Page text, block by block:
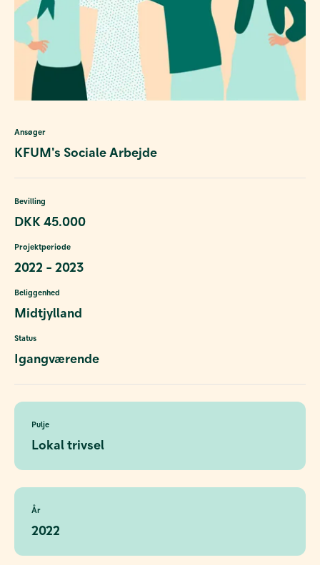
Ansøger
KFUM's Sociale Arbejde
Bevilling
DKK 45.000
Projektperiode
2022 - 2023
Beliggenhed
Midtjylland
Status
Igangværende
Pulje
Lokal trivsel
År
2022